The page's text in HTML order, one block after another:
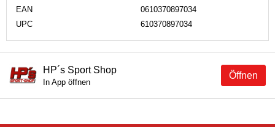
EAN
0610370897034
UPC
610370897034
Öffnen
HP´s Sport Shop
In App öffnen